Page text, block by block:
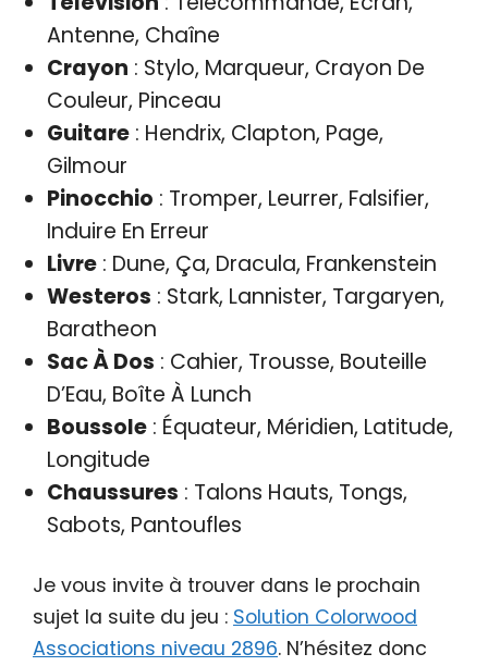
Antenne, Chaîne
Crayon : Stylo, Marqueur, Crayon De
Couleur, Pinceau
Guitare: Hendrix, Clapton, Page,
Gilmour
Pinocchio : Tromper, Leurrer, Falsifier,
Induire En Erreur
Livre: Dune, Ça, Dracula, Frankenstein
Westeros : Stark, Lannister, Targaryen,
Baratheon
Sac À Dos : Cahier, Trousse, Bouteille
D’Eau, Boîte À Lunch
Boussole: Équateur, Méridien, Latitude,
Longitude
Chaussures : Talons Hauts, Tongs,
Sabots, Pantoufles
Je vous invite à trouver dans le prochain
sujet la suite du jeu : Solution Colorwood
Associations niveau 2896. N’hésitez donc